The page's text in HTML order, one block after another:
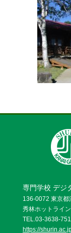
専門学校 デジ
136-0072 東京都
秀林ホットライ
TEL.03-3638-
https://